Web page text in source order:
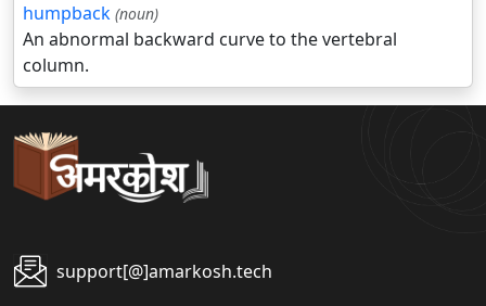
humpback (noun)
An abnormal backward curve to the vertebral
column.
support[@]amarkosh.tech